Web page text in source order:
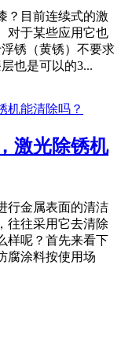
？目前连续式的激
对于某些应用它也
锈（黄锈）不要求
也是可以的3...
激光除锈机
行金属表面的清洁
往往采用它去清除
样呢？首先来看下
腐涂料按使用场